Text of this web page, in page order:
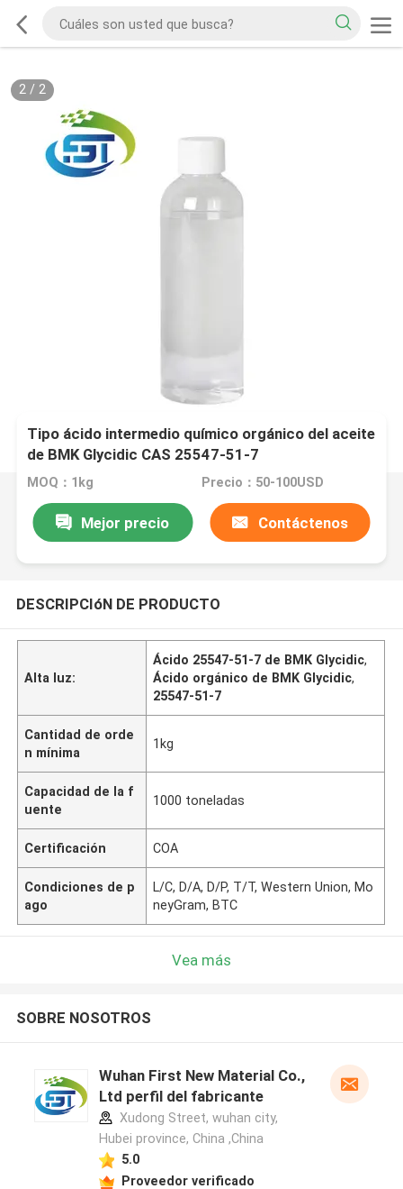
2/ 2
Tipo ácido intermedio químico orgánico del aceite
de BMK Glycidic CAS 25547-51-7
MOQ：1kg Precio：50-100USD
Mejor precio Contáctenos
DESCRIPCIóN DE PRODUCTO
Alta luz:
Ácido 25547-51-7 de BMK Glycidic,
Ácido orgánico de BMK Glycidic,
25547-51-7
Cantidad de orde
n mínima
1kg
Capacidad de la f
uente
1000 toneladas
Certificación COA
Condiciones de p
ago
L/C, D/A, D/P, T/T, Western Union, Mo
neyGram, BTC
Vea más
SOBRE NOSOTROS
Wuhan First New Material Co.,
Ltd perfil del fabricante
Xudong Street, wuhan city,
Hubei province, China ,China
5.0
Proveedor verificado